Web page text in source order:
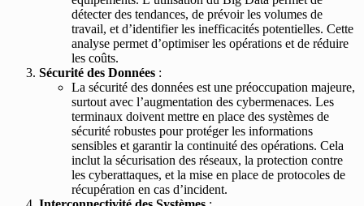
détecter des tendances, de prévoir les volumes de
travail, et d’identifier les inefficacités potentielles. Cette
analyse permet d’optimiser les opérations et de réduire
les coûts.
Sécurité des Données :
La sécurité des données est une préoccupation majeure,
surtout avec l’augmentation des cybermenaces. Les
terminaux doivent mettre en place des systèmes de
sécurité robustes pour protéger les informations
sensibles et garantir la continuité des opérations. Cela
inclut la sécurisation des réseaux, la protection contre
les cyberattaques, et la mise en place de protocoles de
récupération en cas d’incident.